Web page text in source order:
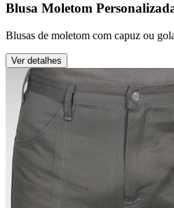
Blusa Moletom
Blusas de moletom com capuz ou
Ver detalhes